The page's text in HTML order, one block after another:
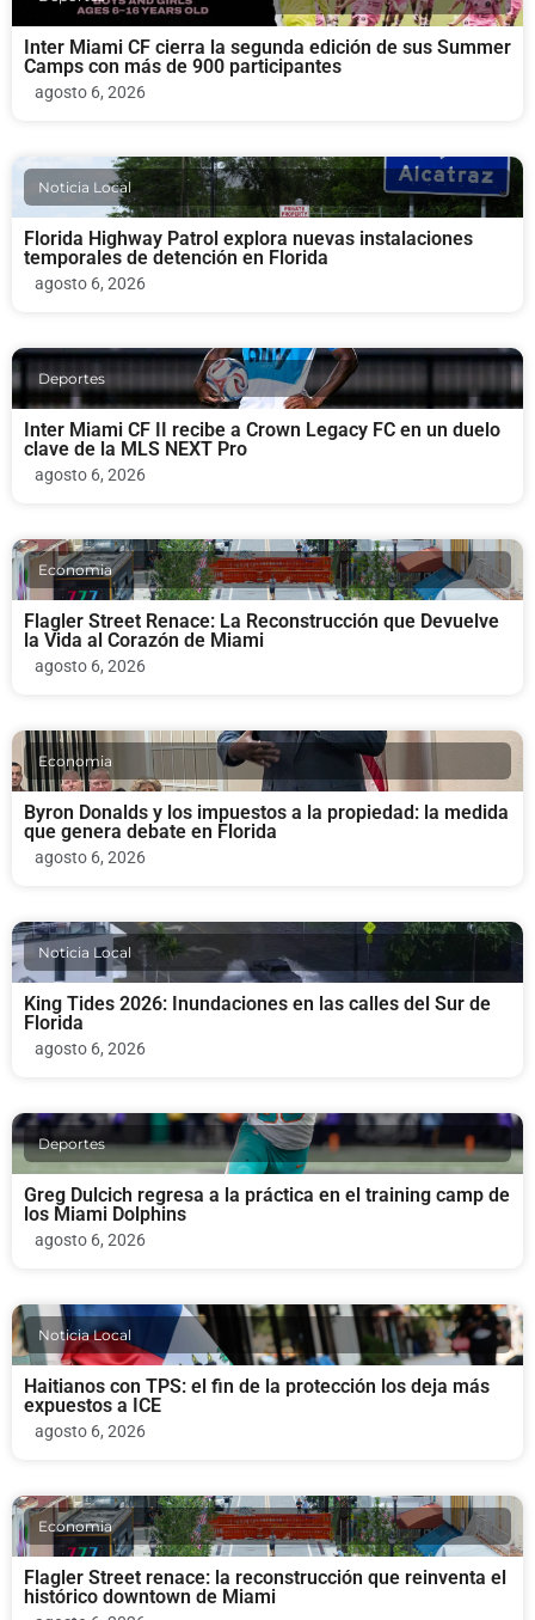
Inter Miami CF cierra la segunda edición de sus Summer
Camps con más de 900 participantes
agosto 6, 2026
Noticia Local
Florida Highway Patrol explora nuevas instalaciones
temporales de detención en Florida
agosto 6, 2026
Deportes
Inter Miami CF II recibe a Crown Legacy FC en un duelo
clave de la MLS NEXT Pro
agosto 6, 2026
Economia
Flagler Street Renace: La Reconstrucción que Devuelve
la Vida al Corazón de Miami
agosto 6, 2026
Economia
Byron Donalds y los impuestos a la propiedad: la medida
que genera debate en Florida
agosto 6, 2026
Noticia Local
King Tides 2026: Inundaciones en las calles del Sur de
Florida
agosto 6, 2026
Deportes
Greg Dulcich regresa a la práctica en el training camp de
los Miami Dolphins
agosto 6, 2026
Noticia Local
Haitianos con TPS: el fin de la protección los deja más
expuestos a ICE
agosto 6, 2026
Economia
Flagler Street renace: la reconstrucción que reinventa el
histórico downtown de Miami